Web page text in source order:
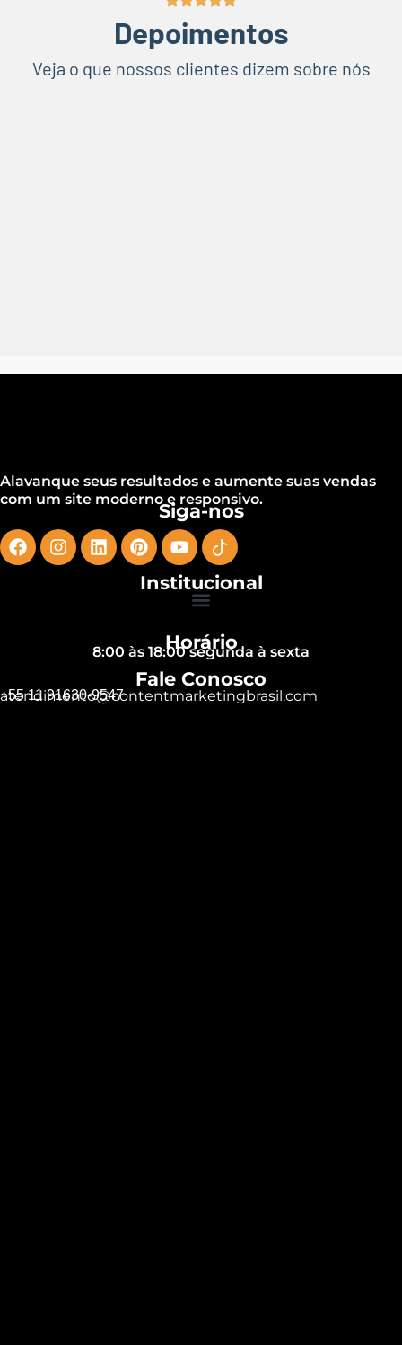
Depoimentos
Veja o que nossos clientes dizem sobre nós
Alavanque seus resultados e aumente suas vendas
com um site moderno e responsivo.
Siga-nos
Institucional
Horário
8:00 às 18:00 segunda à sexta
Fale Conosco
+55 11 91630-9547
atendimento@contentmarketingbrasil.com